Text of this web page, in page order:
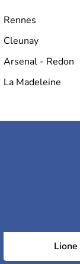
Rennes
Cleunay
Arsenal - Redon
La Madeleine
Lione